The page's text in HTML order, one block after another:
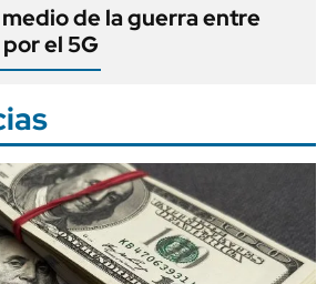
de la guerra entre
el 5G